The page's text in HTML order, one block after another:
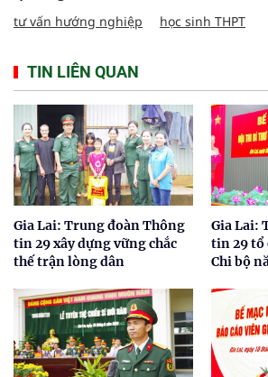
tư vấn hướng nghiệp
học sinh THPT
TIN LIÊN QUAN
Gia Lai: Trung đoàn Thông
tin 29 xây dựng vững chắc
thế trận lòng dân
Gia Lai:
tin 29 tổ
Chi bộ